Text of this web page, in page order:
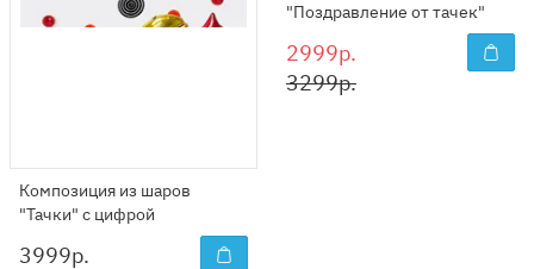
Композиция из шаров
"Тачки" с цифрой
3999р.
"Поздравление от тачек"
2999р.
3299р.